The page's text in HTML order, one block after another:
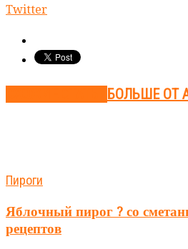
Twitter
БОЛЬШЕ ОТ
Пироги
Яблочный пирог ? со
рецептов